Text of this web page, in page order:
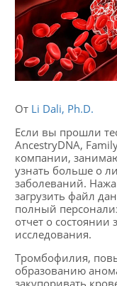
От Li Dali, Ph.D.
Если вы прошли
AncestryDNA,
компании,
узнать больше о
заболеваний.
загрузить файл
полный
отчет о состоянии
исследования.
Тромбофилия,
образованию